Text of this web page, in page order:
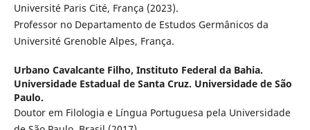
Université Paris Cité, França (2023).
Professor no Departamento de Estudos Germânicos da
Université Grenoble Alpes, França.
Urbano Cavalcante Filho, Instituto Federal da Bahia.
Universidade Estadual de Santa Cruz. Universidade de São
Paulo.
Doutor em Filologia e Língua Portuguesa pela Universidade